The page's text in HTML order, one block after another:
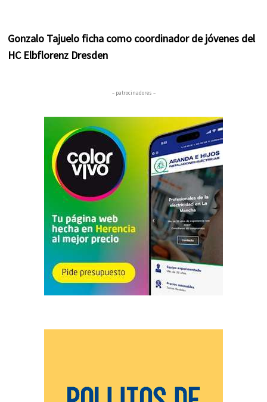
Gonzalo Tajuelo ficha como coordinador de jóvenes del
HC Elbflorenz Dresden
– patrocinadores –